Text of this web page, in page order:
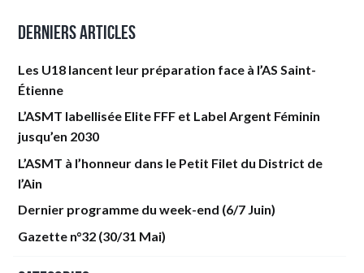
Derniers articles
Les U18 lancent leur préparation face à l’AS Saint-
Étienne
L’ASMT labellisée Elite FFF et Label Argent Féminin
jusqu’en 2030
L’ASMT à l’honneur dans le Petit Filet du District de
l’Ain
Dernier programme du week-end (6/7 Juin)
Gazette n°32 (30/31 Mai)